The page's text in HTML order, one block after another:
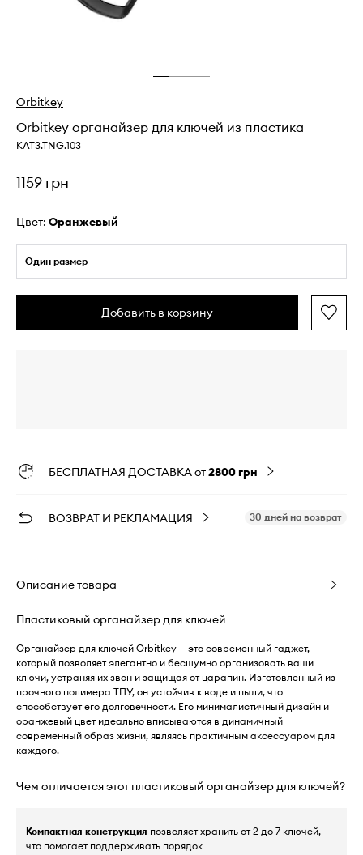
Orbitkey
Orbitkey органайзер для ключей из пластика
KAT3.TNG.103
1159 грн
Цвет: оранжевый
Один размер
Добавить в корзину
БЕСПЛАТНАЯ ДОСТАВКА от2800 грн
ВОЗВРАТ И РЕКЛАМАЦИЯ 30 дней на возврат
Описание товара
Пластиковый органайзер для ключей
Органайзер для ключей Orbitkey — это современный гаджет,
который позволяет элегантно и бесшумно организовать ваши
ключи, устраняя их звон и защищая от царапин. Изготовленный из
прочного полимера ТПУ, он устойчив к воде и пыли, что
способствует его долговечности. Его минималистичный дизайн и
оранжевый цвет идеально вписываются в динамичный
современный образ жизни, являясь практичным аксессуаром для
каждого.
Чем отличается этот пластиковый органайзер для ключей?
Компактная конструкция позволяет хранить от 2 до 7 ключей,
что помогает поддерживать порядок